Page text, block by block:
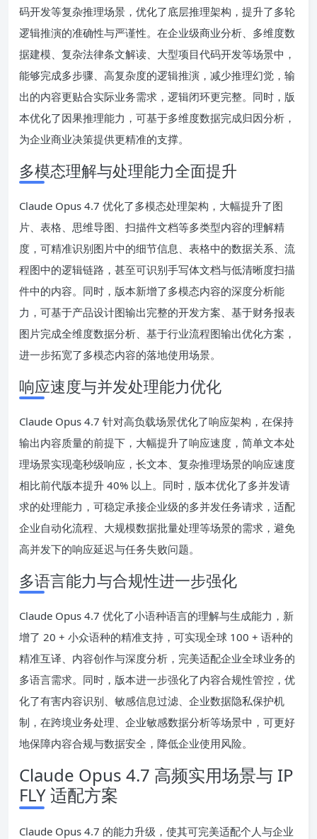
码开发等复杂推理场景，优化了底层推理架构，提升了多轮
逻辑推演的准确性与严谨性。在企业级商业分析、多维度数
据建模、复杂法律条文解读、大型项目代码开发等场景中，
能够完成多步骤、高复杂度的逻辑推演，减少推理幻觉，输
出的内容更贴合实际业务需求，逻辑闭环更完整。同时，版
本优化了因果推理能力，可基于多维度数据完成归因分析，
为企业商业决策提供更精准的支撑。
多模态理解与处理能力全面提升
Claude Opus 4.7 优化了多模态处理架构，大幅提升了图
片、表格、思维导图、扫描件文档等多类型内容的理解精
度，可精准识别图片中的细节信息、表格中的数据关系、流
程图中的逻辑链路，甚至可识别手写体文档与低清晰度扫描
件中的内容。同时，版本新增了多模态内容的深度分析能
力，可基于产品设计图输出完整的开发方案、基于财务报表
图片完成全维度数据分析、基于行业流程图输出优化方案，
进一步拓宽了多模态内容的落地使用场景。
响应速度与并发处理能力优化
Claude Opus 4.7 针对高负载场景优化了响应架构，在保持
输出内容质量的前提下，大幅提升了响应速度，简单文本处
理场景实现毫秒级响应，长文本、复杂推理场景的响应速度
相比前代版本提升 40% 以上。同时，版本优化了多并发请
求的处理能力，可稳定承接企业级的多并发任务请求，适配
企业自动化流程、大规模数据批量处理等场景的需求，避免
高并发下的响应延迟与任务失败问题。
多语言能力与合规性进一步强化
Claude Opus 4.7 优化了小语种语言的理解与生成能力，新
增了 20 + 小众语种的精准支持，可实现全球 100 + 语种的
精准互译、内容创作与深度分析，完美适配企业全球业务的
多语言需求。同时，版本进一步强化了内容合规性管控，优
化了有害内容识别、敏感信息过滤、企业数据隐私保护机
制，在跨境业务处理、企业敏感数据分析等场景中，可更好
地保障内容合规与数据安全，降低企业使用风险。
Claude Opus 4.7 高频实用场景与 IP
FLY 适配方案
Claude Opus 4.7 的能力升级，使其可完美适配个人与企业